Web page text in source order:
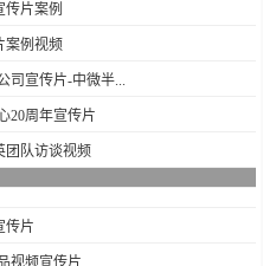
片案例
案例视频
司宣传片-中微半...
20周年宣传片
团队访谈视频
传片
视频宣传片